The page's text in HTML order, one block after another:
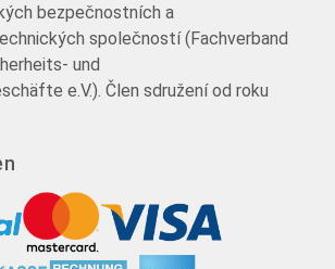
bezpečnostních a
společností (Fachverband
und
e.V.). Člen sdružení od roku